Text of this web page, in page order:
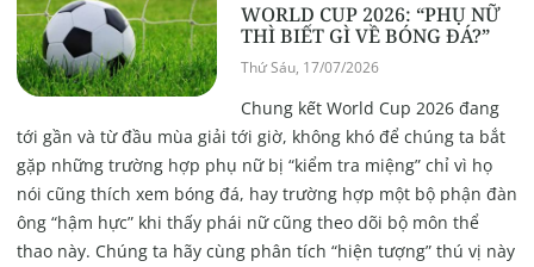
WORLD CUP 2026: “PHỤ NỮ
THÌ BIẾT GÌ VỀ BÓNG ĐÁ?”
Thứ Sáu, 17/07/2026
Chung kết World Cup 2026 đang
tới gần và từ đầu mùa giải tới giờ, không khó để chúng ta bắt
gặp những trường hợp phụ nữ bị “kiểm tra miệng” chỉ vì họ
nói cũng thích xem bóng đá, hay trường hợp một bộ phận đàn
ông “hậm hực” khi thấy phái nữ cũng theo dõi bộ môn thể
thao này. Chúng ta hãy cùng phân tích “hiện tượng” thú vị này